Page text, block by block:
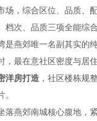
场，综合区位、品质、
档次、品质三项全能
是燕郊唯一名副其实的
，最在意社区密度与居
洋房打造 ，社区楼栋规
落燕郊南城核心腹地，